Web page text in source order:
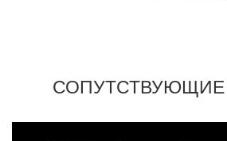
СОПУТСТВУЮЩИЕ